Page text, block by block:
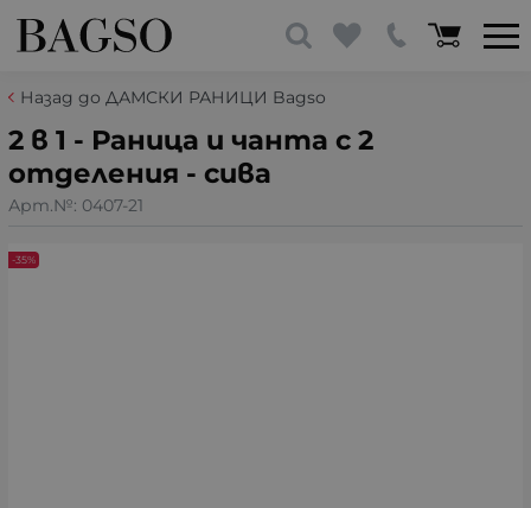
Назад до ДАМСКИ РАНИЦИ Bagso
2 в 1 - Раница и чанта с 2
отделения - сива
Арт.№: 0407-21
-35%